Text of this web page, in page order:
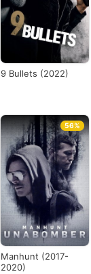
9 Bullets (2022)
Manhunt (2017-
2020)
56%